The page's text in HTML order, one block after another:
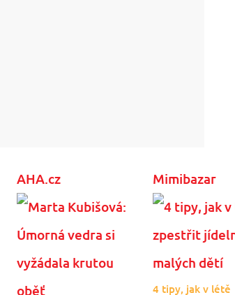
AHA.cz Mimibazar
4 tipy, jak v létě